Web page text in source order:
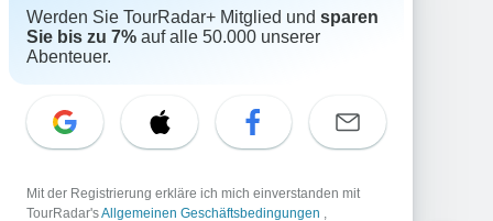
Support
Kontakt
Schweiz +41 225 183 195
E-Mail: support@tourradar.com
EN DE ES FR NL
Werden Sie TourRadar+ Mitglied und sparen
Sie bis zu 7% auf alle 50.000 unserer
Abenteuer.
Mit der Registrierung erkläre ich mich einverstanden mit
TourRadar'sAllgemeinen Geschäftsbedingungen ,